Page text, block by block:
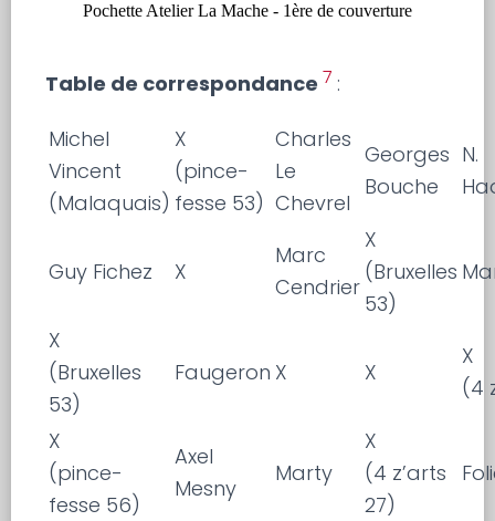
Pochette Atelier La Mache - 1ère de couverture
Table de correspondance 7 :
Michel
Vincent
(Malaquais)
X
(pince-
fesse 53)
Charles
Le
Chevrel
Georges
Bouche
N.
Guy Fichez X
Marc
Cendrier
X
(Bruxelles
53)
X
(Bruxelles
53)
Faugeron X X
X
(4
X
(pince-
fesse 56)
Axel
Mesny
Marty
X
(4 z’arts
27)